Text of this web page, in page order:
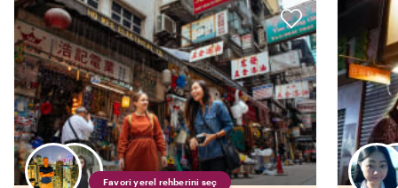
Favori yerel rehberini seç